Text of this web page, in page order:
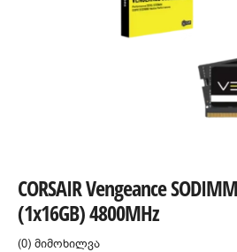
CORSAIR Vengeance
(1x16GB) 4800MHz
(0) მიმოხილვა